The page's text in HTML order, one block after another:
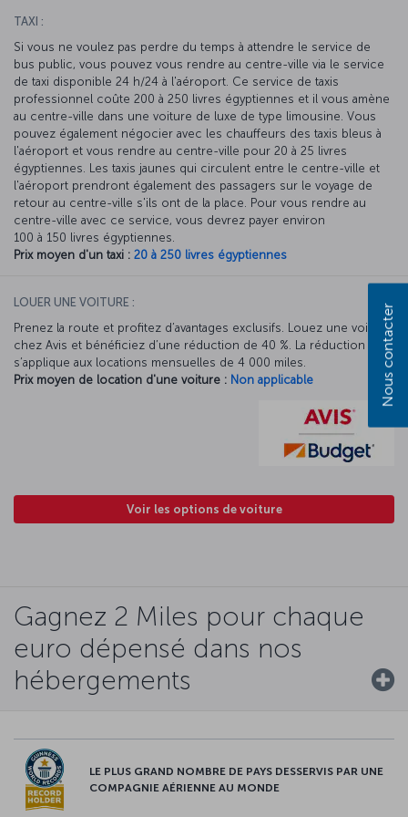
TAXI :
Si vous ne voulez pas perdre du temps à attendre le service de
bus public, vous pouvez vous rendre au centre-ville via le service
de taxi disponible 24 h/24 à l'aéroport. Ce service de taxis
professionnel coûte 200 à 250 livres égyptiennes et il vous amène
au centre-ville dans une voiture de luxe de type limousine. Vous
pouvez également négocier avec les chauffeurs des taxis bleus à
l'aéroport et vous rendre au centre-ville pour 20 à 25 livres
égyptiennes. Les taxis jaunes qui circulent entre le centre-ville et
l'aéroport prendront également des passagers sur le voyage de
retour au centre-ville s'ils ont de la place. Pour vous rendre au
centre-ville avec ce service, vous devrez payer environ
100 à 150 livres égyptiennes.
Prix moyen d'un taxi : 20 à 250 livres égyptiennes
LOUER UNE VOITURE :
Prenez la route et profitez d’avantages exclusifs. Louez une voiture
chez Avis et bénéficiez d’une réduction de 40 %. La réduction Avis
s’applique aux locations mensuelles de 4 000 miles.
Prix moyen de location d'une voiture : Non applicable
Voir les options de voiture
Gagnez 2 Miles pour chaque
euro dépensé dans nos
hébergements
LE PLUS GRAND NOMBRE DE PAYS DESSERVIS PAR UNE
COMPAGNIE AÉRIENNE AU MONDE
Nous contacter